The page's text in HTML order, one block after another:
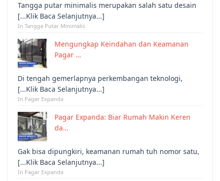
Tangga putar minimalis merupakan salah satu desain
[...Klik Baca Selanjutnya...]
In Tangga Putar Minimalis
Mengungkap Keindahan dan Keamanan
Pagar …
Di tengah gemerlapnya perkembangan teknologi,
[...Klik Baca Selanjutnya...]
In Pagar Expanda
Pagar Expanda: Biar Rumah Makin Keren
da…
Gak bisa dipungkiri, keamanan rumah tuh nomor satu,
[...Klik Baca Selanjutnya...]
In Pagar Expanda